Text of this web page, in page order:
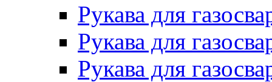
Рукава для
Рукава для
Рукава для